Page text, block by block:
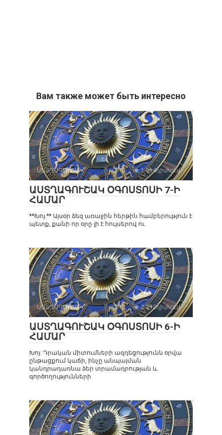
Вам также может быть интересно
ԱՍՏՂԱԳՈՒՇԱԿ 0 1 964դիտում
ԱՍՏՂԱԳՈՒՇԱԿ ՕԳՈՍՏՈՍԻ 7-Ի
ՀԱՄԱՐ
**Խոյ.** Այսօր ձեզ առաջին հերթին համբերություն է
պետք, քանի որ օրը լի է հույսերով ու
ԱՍՏՂԱԳՈՒՇԱԿ 0 2 292դիտում
ԱՍՏՂԱԳՈՒՇԱԿ ՕԳՈՍՏՈՍԻ 6-Ի
ՀԱՄԱՐ
Խոյ: Դրական միտումների ազդեցությունն օրվա
ընթացքում կաճի, ինչը անպայման
կանդրադառնա ձեր տրամադրության և
գործողությունների